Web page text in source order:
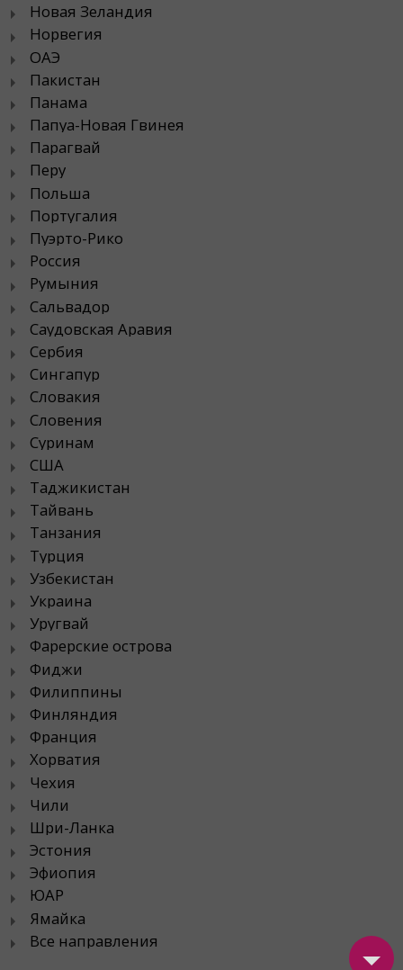
Новая Зеландия
Норвегия
ОАЭ
Пакистан
Панама
Папуа-Новая Гвинея
Парагвай
Перу
Польша
Португалия
Пуэрто-Рико
Россия
Румыния
Сальвадор
Саудовская Аравия
Сербия
Сингапур
Словакия
Словения
Суринам
США
Таджикистан
Тайвань
Танзания
Турция
Узбекистан
Украина
Уругвай
Фарерские острова
Фиджи
Филиппины
Финляндия
Франция
Хорватия
Чехия
Чили
Шри-Ланка
Эстония
Эфиопия
ЮАР
Ямайка
Все направления